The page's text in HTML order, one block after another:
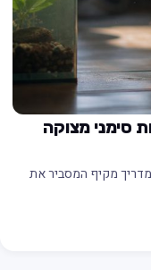
סימני מצוקה
מדריך מקיף המסביר את